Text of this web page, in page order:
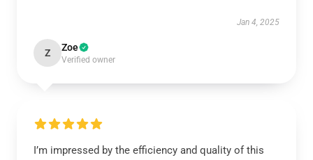
Jan 4, 2025
Z Zoe
Verified owner
I’m impressed by the efficiency and quality of this